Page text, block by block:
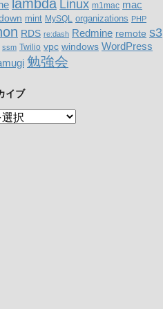
lambda Linux m1mac mac
mint MySQL organizations PHP
RDS re:dash Redmine remote s3
ssm Twilio vpc windows WordPress
勉強会
イブ